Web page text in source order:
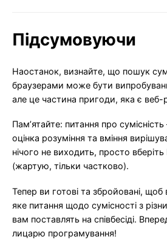
Підсумовуючи
Наостанок, визнайте, що пошук
браузерами може бути
але це частина пригоди, яка є веб-
Пам’ятайте: питання про сумісність
оцінка розуміння та вміння
нічого не виходить, просто
(жартую, тільки частково).
Тепер ви готові та збройовані, щоб
яке питання щодо сумісності з
вам поставлять на співбесіді.
лицарю програмування!